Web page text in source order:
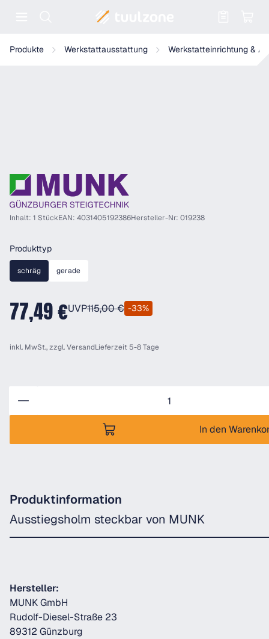
Produkte Werkstattausstattung Werkstatteinrichtung &
Munk Ausstiegsholm steckbar
Inhalt: 1 StückEAN: 4031405192386Hersteller-Nr: 019238
Produkttypauswählen
schräg gerade
77,49 €UVP115,00 € -33%
inkl. MwSt., zzgl.VersandLieferzeit 5-8 Tage
In den
Produktinformation
Ausstiegsholm steckbar von MUNK
Hersteller:
MUNK GmbH
Rudolf-Diesel-Straße 23
89312 Günzburg